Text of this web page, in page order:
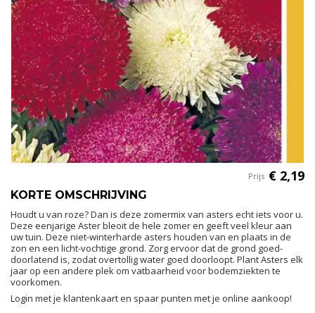
Prijs € 2,19
KORTE OMSCHRIJVING
Houdt u van roze? Dan is deze zomermix van asters echt iets voor u.
Deze eenjarige Aster bleoit de hele zomer en geeft veel kleur aan
uw tuin. Deze niet-winterharde asters houden van en plaats in de
zon en een licht-vochtige grond. Zorg ervoor dat de grond goed-
doorlatend is, zodat overtollig water goed doorloopt. Plant Asters elk
jaar op een andere plek om vatbaarheid voor bodemziekten te
voorkomen.
Login met je klantenkaart en spaar punten met je online aankoop!